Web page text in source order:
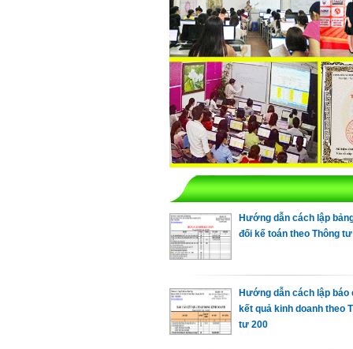
Hướng dẫn cách lập
đối kế toán theo Thông
Hướng dẫn cách lập báo
kết quả kinh doanh theo
tư 200